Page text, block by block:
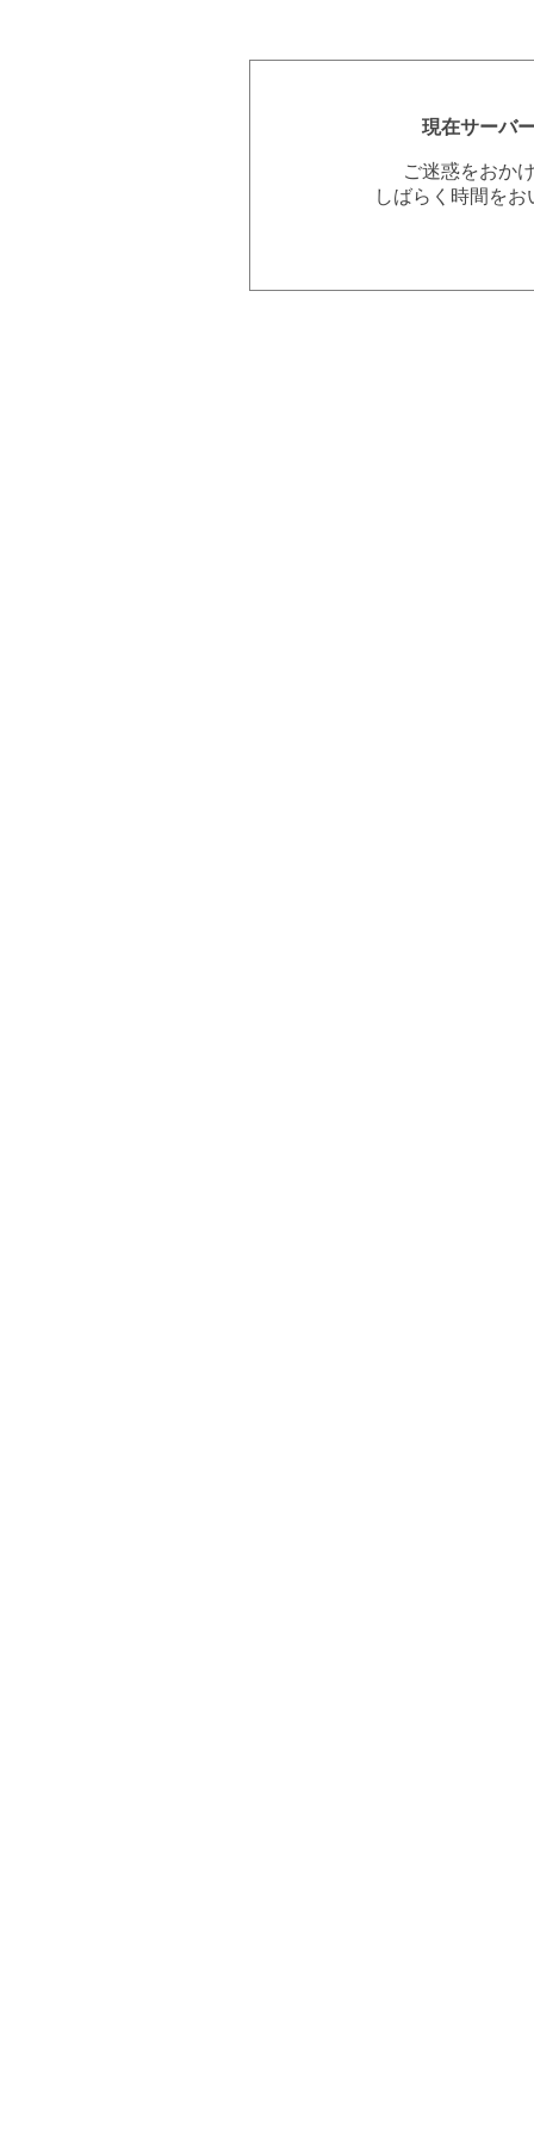
現在サーバ
ご迷惑をおか
しばらく時間を